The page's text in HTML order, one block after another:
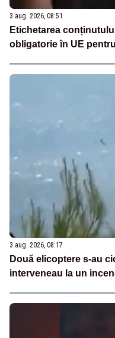
3 aug. 2026, 08:51
Etichetarea
obligatorie în UE
3 aug. 2026, 08:17
Două elicoptere s-au
interveneau la un